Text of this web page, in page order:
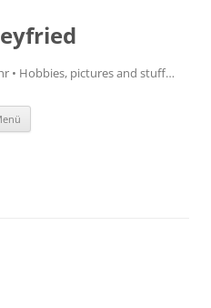
• Hobbies, pictures and stuff…